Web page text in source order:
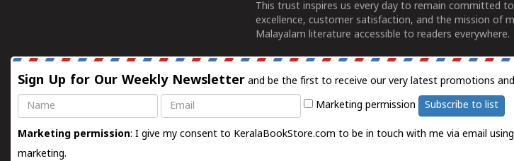
This trust inspires us every day to remain committed to
excellence, customer satisfaction, and the mission of
Malayalam literature accessible to readers everywhere.
Sign Up for Our Weekly Newsletter and be the first to receive our very latest promotions
Name
Email Marketing permission Subscribe to list
Marketing permission: I give my consent to KeralaBookStore.com to be in touch with me via email
marketing.